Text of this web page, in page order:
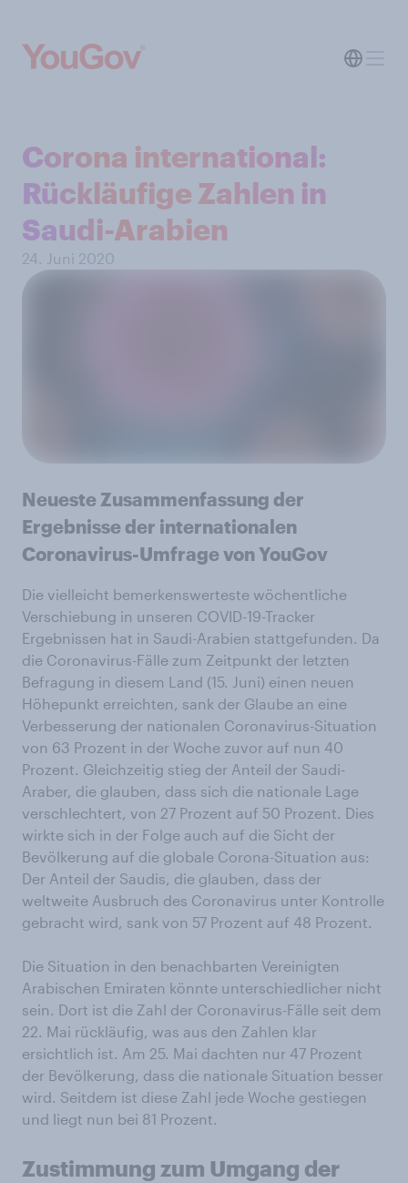
Corona international:
Rückläufige Zahlen in
Saudi-Arabien
24. Juni 2020
Neueste Zusammenfassung der
Ergebnisse der internationalen
Coronavirus-Umfrage von YouGov
Die vielleicht bemerkenswerteste wöchentliche
Verschiebung in unseren COVID-19-Tracker
Ergebnissen hat in Saudi-Arabien stattgefunden. Da
die Coronavirus-Fälle zum Zeitpunkt der letzten
Befragung in diesem Land (15. Juni) einen neuen
Höhepunkt erreichten, sank der Glaube an eine
Verbesserung der nationalen Coronavirus-Situation
von 63 Prozent in der Woche zuvor auf nun 40
Prozent. Gleichzeitig stieg der Anteil der Saudi-
Araber, die glauben, dass sich die nationale Lage
verschlechtert, von 27 Prozent auf 50 Prozent. Dies
wirkte sich in der Folge auch auf die Sicht der
Bevölkerung auf die globale Corona-Situation aus:
Der Anteil der Saudis, die glauben, dass der
weltweite Ausbruch des Coronavirus unter Kontrolle
gebracht wird, sank von 57 Prozent auf 48 Prozent.
Die Situation in den benachbarten Vereinigten
Arabischen Emiraten könnte unterschiedlicher nicht
sein. Dort ist die Zahl der Coronavirus-Fälle seit dem
22. Mai rückläufig, was aus den Zahlen klar
ersichtlich ist. Am 25. Mai dachten nur 47 Prozent
der Bevölkerung, dass die nationale Situation besser
wird. Seitdem ist diese Zahl jede Woche gestiegen
und liegt nun bei 81 Prozent.
Zustimmung zum Umgang der